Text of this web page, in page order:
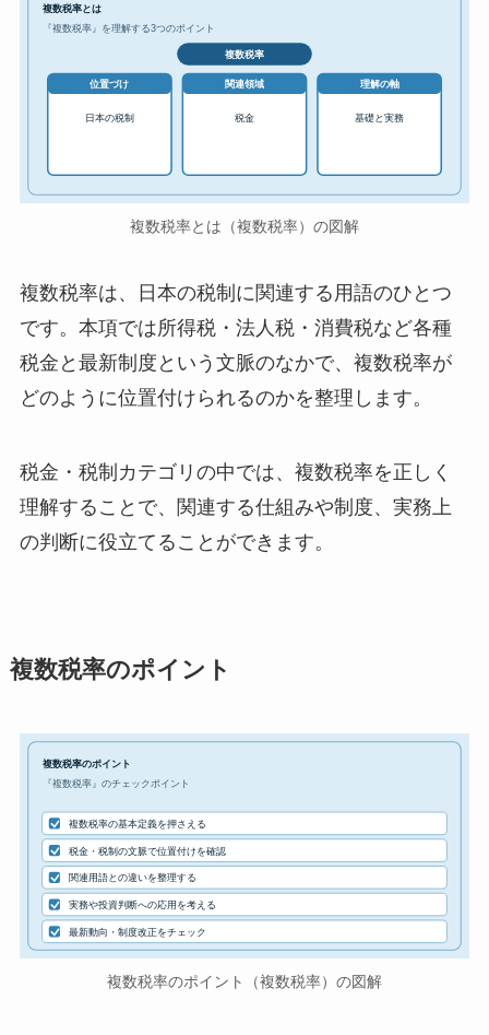
複数税率とは
『複数税率』を理解する3つのポイント
複数税率
位置づけ
日本の税制
関連領域
税金
理解の軸
基礎と実務
複数税率とは（複数税率）の図解
複数税率は、日本の税制に関連する用語のひとつ
です。本項では所得税・法人税・消費税など各種
税金と最新制度という文脈のなかで、複数税率が
どのように位置付けられるのかを整理します。
税金・税制カテゴリの中では、複数税率を正しく
理解することで、関連する仕組みや制度、実務上
の判断に役立てることができます。
複数税率のポイント
複数税率のポイント
『複数税率』のチェックポイント
複数税率の基本定義を押さえる
税金・税制の文脈で位置付けを確認
関連用語との違いを整理する
実務や投資判断への応用を考える
最新動向・制度改正をチェック
複数税率のポイント（複数税率）の図解